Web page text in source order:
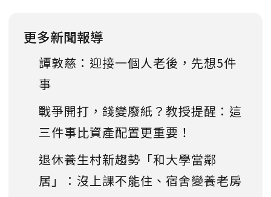
更多新聞報導
譚敦慈：迎接一個人老後，先想5件
事
戰爭開打，錢變廢紙？教授提醒：這
三件事比資產配置更重要！
退休養生村新趨勢「和大學當鄰
居」：沒上課不能住、宿舍變養老房